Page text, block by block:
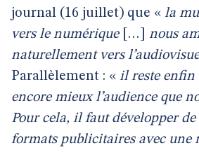
journal (16 juillet) que « la
vers le numérique
[…] nous
naturellement vers
Parallèlement : « il reste enfin
encore mieux l’audience que
Pour cela, il faut développer
formats publicitaires avec une